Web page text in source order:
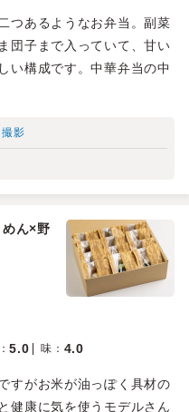
つあるようなお弁当。副菜
団子まで入っていて、甘い
い構成です。中華弁当の中
影
めん×野
：5.0 味 ： 4.0
すがお米が油っぽく具材の
健康に気を使うモデルさん